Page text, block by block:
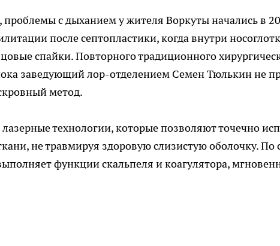
проблемы с дыханием у жителя Воркуты начались в
после септопластики, когда внутри
спайки. Повторного традиционного
заведующий лор-отделением Семен Тюлькин не
метод.
технологии, которые позволяют точечно
не травмируя здоровую слизистую оболочку. По
функции скальпеля и коагулятора,